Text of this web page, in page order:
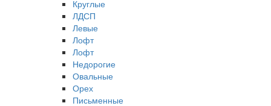
Круглые
ЛДСП
Левые
Лофт
Лофт
Недорогие
Овальные
Орех
Письменные